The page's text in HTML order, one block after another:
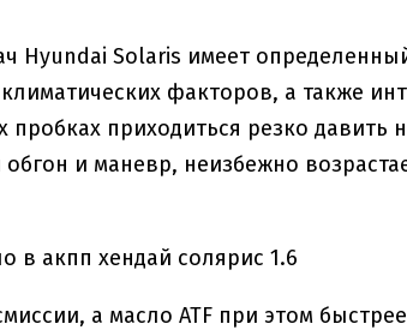
Hyundai Solaris имеет
факторов, а также
пробках приходиться резко давить
и маневр, неизбежно
а масло ATF при этом